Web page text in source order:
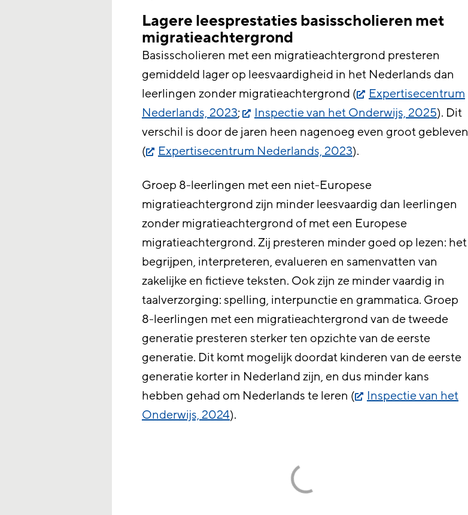
Lagere leesprestaties basisscholieren met
migratieachtergrond
Basisscholieren met een migratieachtergrond presteren
gemiddeld lager op leesvaardigheid in het Nederlands dan
leerlingen zonder migratieachtergrond (
Expertisecentrum
Nederlands, 2023; Inspectie van het Onderwijs, 2025). Dit
verschil is door de jaren heen nagenoeg even groot gebleven
(
Expertisecentrum Nederlands, 2023).
Groep 8-leerlingen met een niet-Europese
migratieachtergrond zijn minder leesvaardig dan leerlingen
zonder migratieachtergrond of met een Europese
migratieachtergrond. Zij presteren minder goed op lezen: het
begrijpen, interpreteren, evalueren en samenvatten van
zakelijke en fictieve teksten. Ook zijn ze minder vaardig in
taalverzorging: spelling, interpunctie en grammatica. Groep
8-leerlingen met een migratieachtergrond van de tweede
generatie presteren sterker ten opzichte van de eerste
generatie. Dit komt mogelijk doordat kinderen van de eerste
generatie korter in Nederland zijn, en dus minder kans
hebben gehad om Nederlands te leren (
Inspectie van het
Onderwijs, 2024).